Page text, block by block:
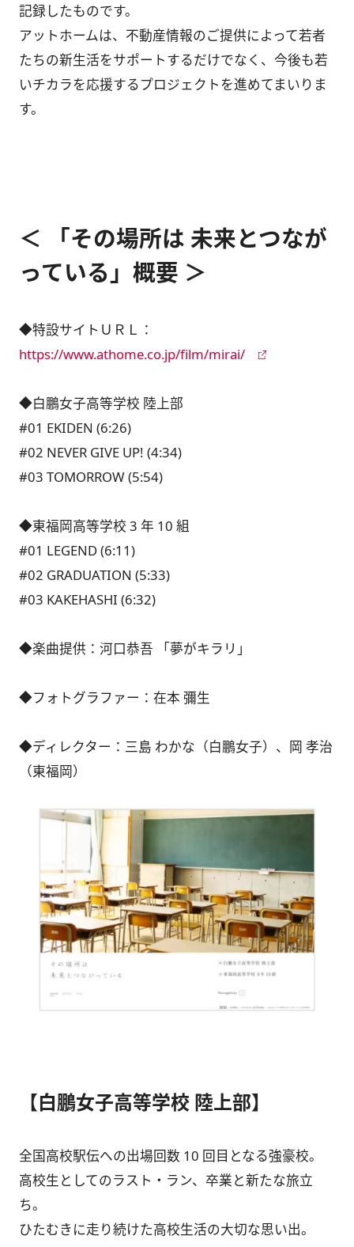
記録したものです。
アットホームは、不動産情報のご提供によって若者
たちの新生活をサポートするだけでなく、今後も若
いチカラを応援するプロジェクトを進めてまいりま
す。
＜ 「その場所は 未来とつなが
っている」概要 ＞
◆特設サイトＵＲＬ：
https://www.athome.co.jp/film/mirai/
◆白鵬女子高等学校 陸上部
#01 EKIDEN (6:26)
#02 NEVER GIVE UP! (4:34)
#03 TOMORROW (5:54)
◆東福岡高等学校 3 年 10 組
#01 LEGEND (6:11)
#02 GRADUATION (5:33)
#03 KAKEHASHI (6:32)
◆楽曲提供：河口恭吾 「夢がキラリ」
◆フォトグラファー：在本 彌生
◆ディレクター：三島 わかな（白鵬女子）、岡 孝治
（東福岡）
【白鵬女子高等学校 陸上部】
全国高校駅伝への出場回数 10 回目となる強豪校。
高校生としてのラスト・ラン、卒業と新たな旅立
ち。
ひたむきに走り続けた高校生活の大切な思い出。